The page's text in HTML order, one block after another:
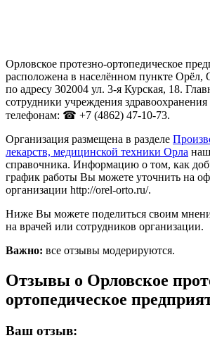
Орловское протезно-ортопедическое
расположена в населённом пункте Орёл,
по адресу 302004 ул. 3-я Курская, 18.
сотрудники учреждения
телефонам: ☎ +7 (4862) 47-10-73.
Организация размещена в разделе
лекарств, медицинской техники Орла
справочника. Информацию о том, как
график работы Вы можете уточнить на
организации http://orel-orto.ru/.
Ниже Вы можете поделиться своим
на врачей или сотрудников организации.
Важно: все отзывы модерируются.
Отзывы о Орловское
ортопедическое
Ваш отзыв: